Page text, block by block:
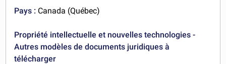
Pays : Canada (Québec)
Propriété intellectuelle et nouvelles technologies -
Autres modèles de documents juridiques à
télécharger